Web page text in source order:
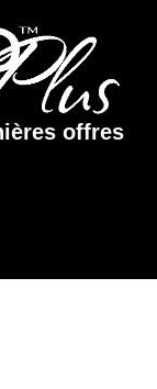
offres